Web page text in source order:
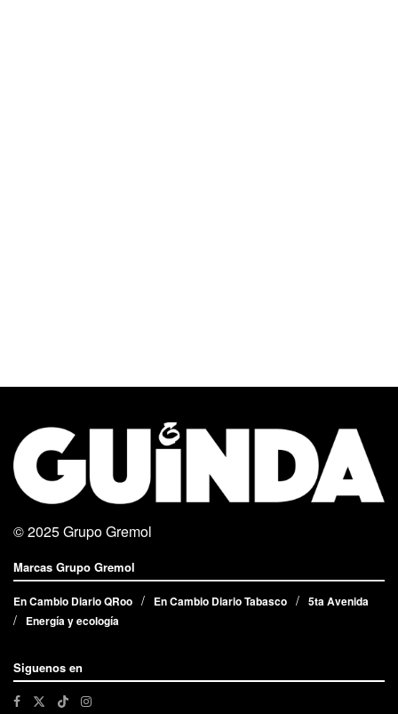
© 2025Grupo Gremol
Marcas Grupo Gremol
En Cambio Diario QRoo En Cambio Diario Tabasco
5ta Avenida
Energía y ecología
Siguenos en